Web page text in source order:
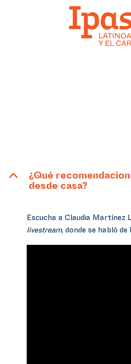
B ¿Qué
desde casa?
Escucha a Claudia Martínez
livestream, donde se habló de